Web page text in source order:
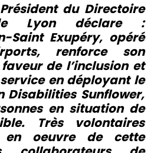
du Directoire
Lyon déclare :
Saint Exupéry, opéré
renforce son
de l’inclusion et
en déployant le
Disabilities Sunflower,
en situation de
Très volontaires
oeuvre de cette